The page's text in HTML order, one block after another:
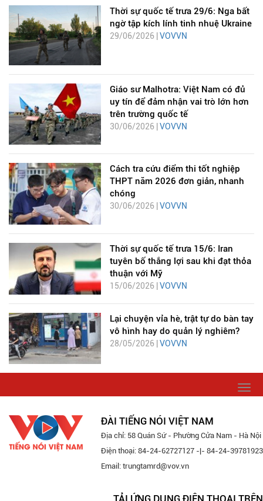
Thời sự quốc tế trưa 29/6: Nga bất
ngờ tập kích lính tinh nhuệ Ukraine
29/06/2026 | VOVVN
Giáo sư Malhotra: Việt Nam có đủ
uy tín để đảm nhận vai trò lớn hơn
trên trường quốc tế
30/06/2026 | VOVVN
Cách tra cứu điểm thi tốt nghiệp
THPT năm 2026 đơn giản, nhanh
chóng
30/06/2026 | VOVVN
Thời sự quốc tế trưa 15/6: Iran
tuyên bố thắng lợi sau khi đạt thỏa
thuận với Mỹ
15/06/2026 | VOVVN
Lại chuyện vỉa hè, trật tự do bàn tay
vô hình hay do quản lý nghiêm?
28/05/2026 |VOVVN
ĐÀI TIẾNG NÓI VIỆT NAM
Địa chỉ: 58 Quán Sứ - Phường Cửa Nam - Hà Nội
Điện thoại: 84-24-62727127 -|- 84-24-39781923
Email: trungtamrd@vov.vn